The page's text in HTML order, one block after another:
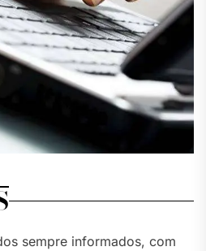
sempre informados, com